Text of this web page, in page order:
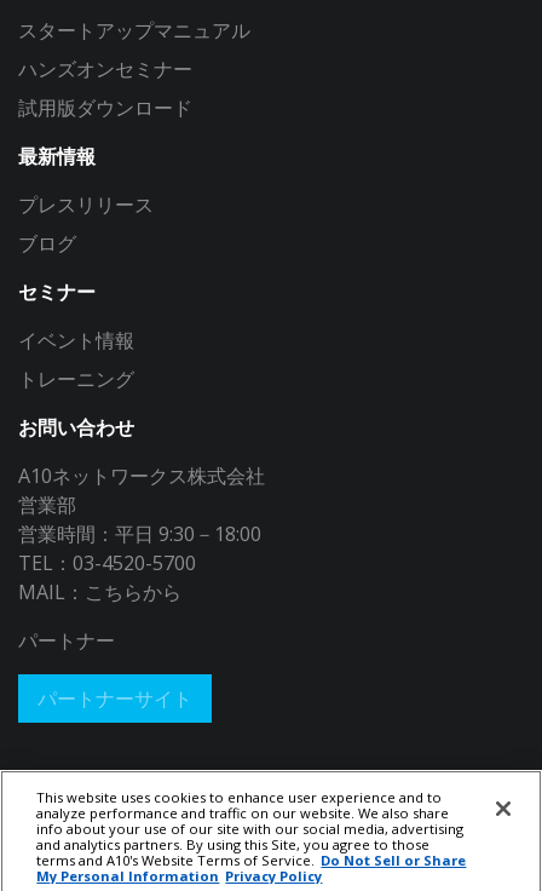
スタートアップマニュアル
ハンズオンセミナー
試用版ダウンロード
最新情報
プレスリリース
ブログ
セミナー
イベント情報
トレーニング
お問い合わせ
A10ネットワークス株式会社
営業部
営業時間：平日 9:30－18:00
TEL：03-4520-5700
MAIL： こちらから
パートナー
パートナーサイト
© 2026 A10 Networks, Inc. All rights reserved.
This website uses cookies to enhance user experience and to
analyze performance and traffic on our website. We also share
info about your use of our site with our social media, advertising
and analytics partners. By using this Site, you agree to those
terms and A10's Website Terms of Service. Do Not Sell or Share
My Personal Information Privacy Policy